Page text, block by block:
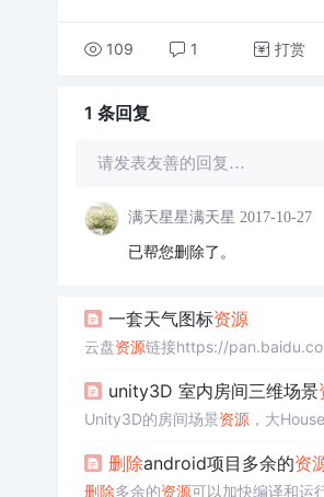
109 1 打赏
1 条回复
请发表友善的回复…
满天星星满天星 2017-10-27
已帮您删除了。
一套天气图标资源
云盘资源链接https://
unity3D 室内房间三维场景
Unity3D的房间场景资源，大
删除android项目多余的资
删除多余的资源可以加快编译和